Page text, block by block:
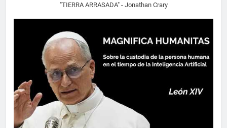
"TIERRA ARRASADA" - Jonathan Crary